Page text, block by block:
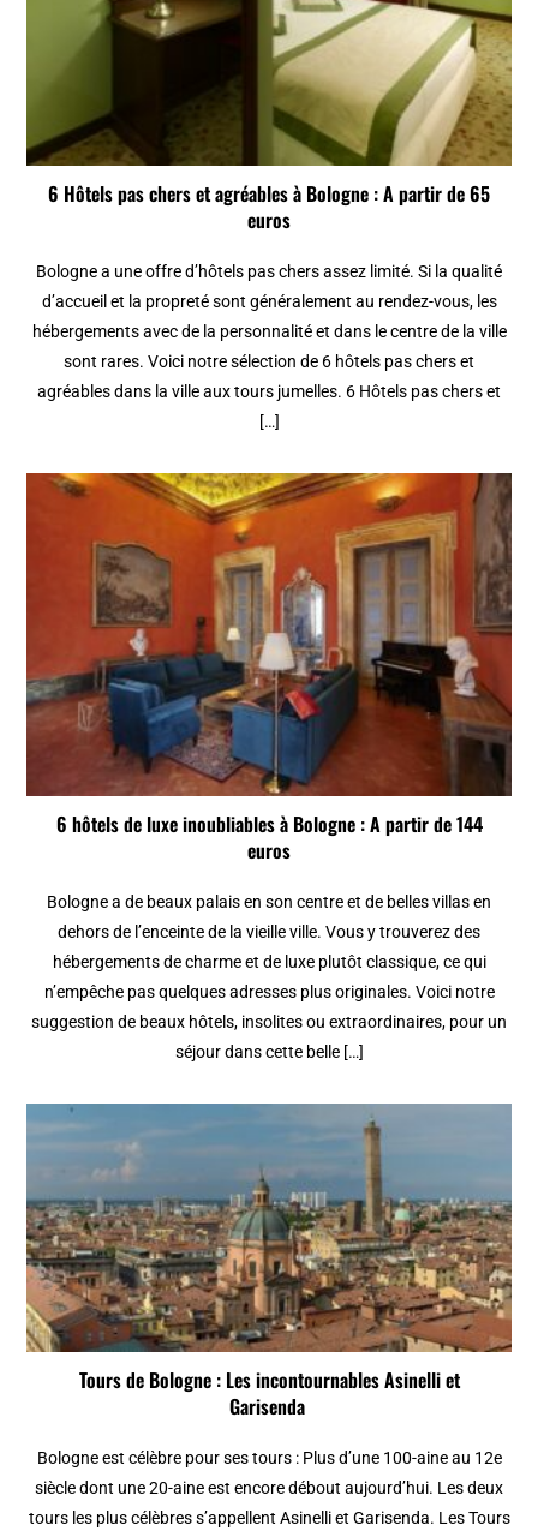
6 Hôtels pas chers et agréables à Bologne : A partir de 65
euros
Bologne a une offre d’hôtels pas chers assez limité. Si la qualité
d’accueil et la propreté sont généralement au rendez-vous, les
hébergements avec de la personnalité et dans le centre de la ville
sont rares. Voici notre sélection de 6 hôtels pas chers et
agréables dans la ville aux tours jumelles. 6 Hôtels pas chers et
[…]
6 hôtels de luxe inoubliables à Bologne : A partir de 144
euros
Bologne a de beaux palais en son centre et de belles villas en
dehors de l’enceinte de la vieille ville. Vous y trouverez des
hébergements de charme et de luxe plutôt classique, ce qui
n’empêche pas quelques adresses plus originales. Voici notre
suggestion de beaux hôtels, insolites ou extraordinaires, pour un
séjour dans cette belle […]
Tours de Bologne : Les incontournables Asinelli et
Garisenda
Bologne est célèbre pour ses tours : Plus d’une 100-aine au 12e
siècle dont une 20-aine est encore débout aujourd’hui. Les deux
tours les plus célèbres s’appellent Asinelli et Garisenda. Les Tours